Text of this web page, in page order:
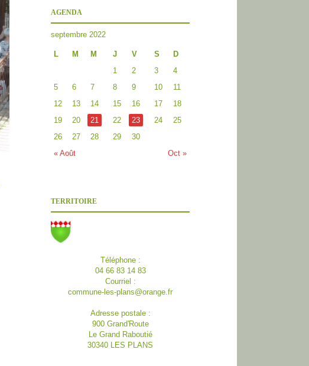
AGENDA
septembre 2022
L M M J V S D
« Août Oct »
1 2 3
4
5
6 7 8 9 10
11
12
13 14 15 16 17
18
19
20 21 22 23 24
25
26
27 28 29 30
TERRITOIRE
Téléphone :
04 66 83 14 83
Courriel :
commune-les-plans@orange.fr
Adresse postale :
900 Grand'Route
Le Grand Raboutié
30340 LES PLANS